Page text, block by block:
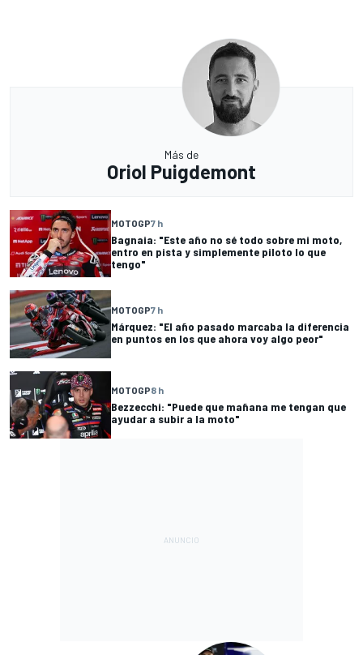
Más de
Oriol Puigdemont
MOTOGP7 h
Bagnaia: "Este año no sé todo sobre mi moto,
entro en pista y simplemente piloto lo que
tengo"
MOTOGP7 h
Márquez: "El año pasado marcaba la diferencia
en puntos en los que ahora voy algo peor"
MOTOGP8 h
Bezzecchi: "Puede que mañana me tengan que
ayudar a subir a la moto"